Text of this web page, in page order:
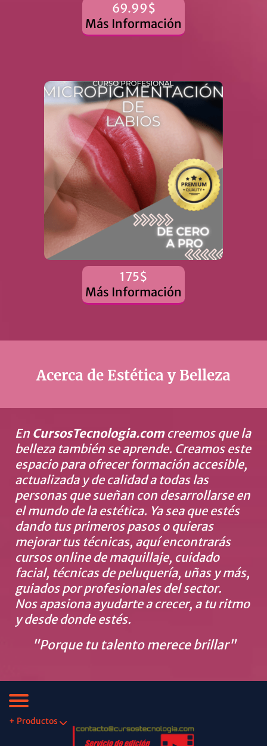
69.99$
Más Información
175$
Más Información
Acerca de Estética y Belleza
En CursosTecnologia.comcreemos que la
belleza también se aprende. Creamos este
espacio para ofrecer formación accesible,
actualizada y de calidad a todas las
personas que sueñan con desarrollarse en
el mundo de la estética. Ya sea que estés
dando tus primeros pasos o quieras
mejorar tus técnicas, aquí encontrarás
cursos online de maquillaje, cuidado
facial, técnicas de peluquería, uñas y más,
guiados por profesionales del sector.
Nos apasiona ayudarte a crecer, a tu ritmo
y desde donde estés.
"Porque tu talento merece brillar"
+ Productos